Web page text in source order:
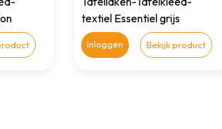
textiel Essentiel grijs
140x250cm
Inloggen Bekijk product